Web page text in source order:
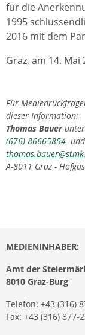
für die
1995
2016 mit dem
Graz, am 14. Mai
Für
dieser Information:
Thomas Bauer
(676) 86665854
A-8011 Graz -
MEDIENINHABER:
Amt der
8010 Graz-Burg
Telefon: +43 (316)
Fax: +43 (316) 877-